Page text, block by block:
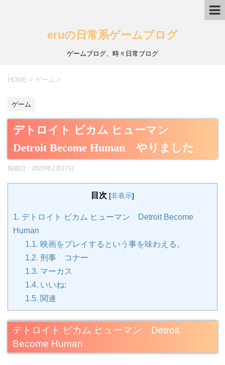
eruの日常系ゲームブログ
ゲームブログ、時々日常ブログ
HOME > ゲーム >
ゲーム
デトロイト ビカム ヒューマン
Detroit Become Human やりました
投稿日： 2020年2月27日
目次 [非表示]
1. デトロイト ビカム ヒューマン Detroit Become
Human
1.1. 映画をプレイするという事を味わえる。
1.2. 刑事 コナー
1.3. マーカス
1.4. いいね:
1.5. 関連
デトロイト ビカム ヒューマン Detroit
Become Human